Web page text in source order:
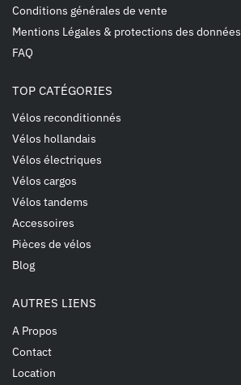
Conditions générales de vente
Mentions Légales & protections des données
FAQ
TOP CATÉGORIES
Vélos reconditionnés
Vélos hollandais
Vélos électriques
Vélos cargos
Vélos tandems
Accessoires
Pièces de vélos
Blog
AUTRES LIENS
A Propos
Contact
Location